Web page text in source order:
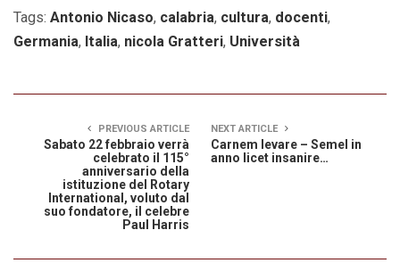
Tags: Antonio Nicaso, calabria, cultura, docenti,
Germania, Italia, nicola Gratteri, Università
PREVIOUS ARTICLE
Sabato 22 febbraio verrà
celebrato il 115°
anniversario della
istituzione del Rotary
International, voluto dal
suo fondatore, il celebre
Paul Harris
NEXT ARTICLE
Carnem levare – Semel in
anno licet insanire…